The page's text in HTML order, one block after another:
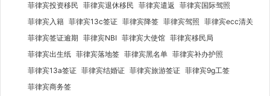
菲律宾投资移民 菲律宾退休移民 菲律宾遣返 菲律宾国际驾照
菲律宾入籍 菲律宾13c签证 菲律宾降签 菲律宾驾照 菲律宾ecc清关
菲律宾签证逾期 菲律宾NBI 菲律宾大使馆 菲律宾移民局
菲律宾出生纸 菲律宾落地签 菲律宾黑名单 菲律宾补办护照
菲律宾13a签证 菲律宾结婚证 菲律宾旅游签证 菲律宾9g工签
菲律宾商务签